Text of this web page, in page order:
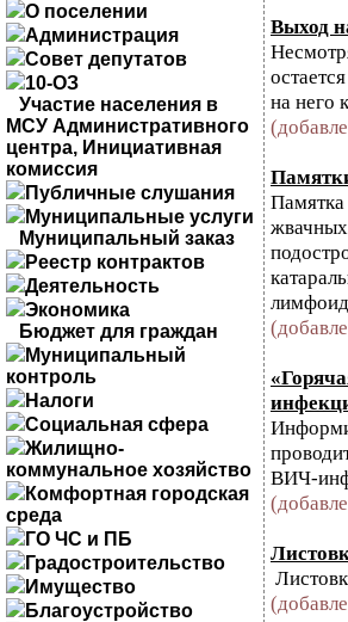
О поселении
Администрация
Совет депутатов
10-ОЗ
Участие населения в
МСУ Административного
центра, Инициативная
комиссия
Публичные слушания
Муниципальные услуги
Муниципальный заказ
Реестр контрактов
Деятельность
Экономика
Бюджет для граждан
Муниципальный
контроль
Налоги
Социальная сфера
Жилищно-
коммунальное хозяйство
Комфортная городская
среда
ГО ЧС и ПБ
Градостроительство
Имущество
Благоустройство
Выход
на него
Памятка
жвачных
ВИЧ-